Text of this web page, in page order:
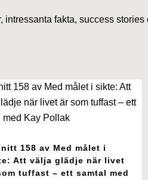
fakta, success
158 av Med målet i
Att välja glädje när livet
tuffast – ett samtal med